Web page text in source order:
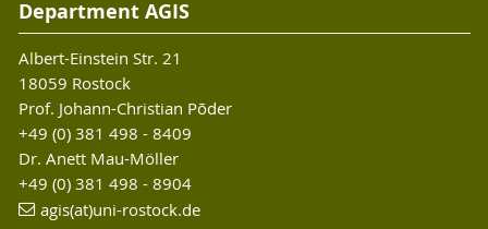
Department AGIS
Albert-Einstein Str. 21
18059 Rostock
Prof. Johann-Christian Põder
+49 (0) 381 498 - 8409
Dr. Anett Mau-Möller
+49 (0) 381 498 - 8904
agis(at)uni-rostock.de